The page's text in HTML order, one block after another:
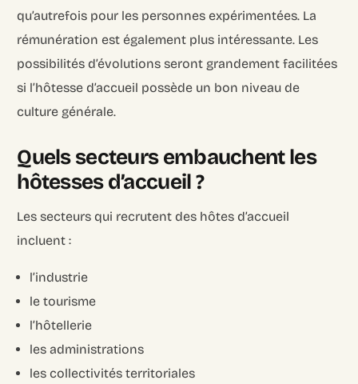
qu’autrefois pour les personnes expérimentées. La
rémunération est également plus intéressante. Les
possibilités d’évolutions seront grandement facilitées
si l’hôtesse d’accueil possède un bon niveau de
culture générale.
Quels secteurs embauchent les
hôtesses d’accueil ?
Les secteurs qui recrutent des hôtes d’accueil
incluent :
l’industrie
le tourisme
l’hôtellerie
les administrations
les collectivités territoriales